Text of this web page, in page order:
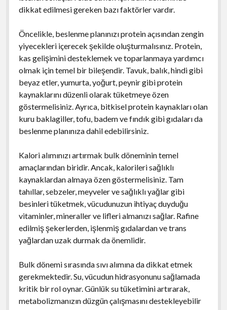
dikkat edilmesi gereken bazı faktörler vardır.
Öncelikle, beslenme planınızı protein açısından zengin
yiyecekleri içerecek şekilde oluşturmalısınız. Protein,
kas gelişimini desteklemek ve toparlanmaya yardımcı
olmak için temel bir bileşendir. Tavuk, balık, hindi gibi
beyaz etler, yumurta, yoğurt, peynir gibi protein
kaynaklarını düzenli olarak tüketmeye özen
göstermelisiniz. Ayrıca, bitkisel protein kaynakları olan
kuru baklagiller, tofu, badem ve fındık gibi gıdaları da
beslenme planınıza dahil edebilirsiniz.
Kalori alımınızı artırmak bulk döneminin temel
amaçlarından biridir. Ancak, kalorileri sağlıklı
kaynaklardan almaya özen göstermelisiniz. Tam
tahıllar, sebzeler, meyveler ve sağlıklı yağlar gibi
besinleri tüketmek, vücudunuzun ihtiyaç duyduğu
vitaminler, mineraller ve lifleri almanızı sağlar. Rafine
edilmiş şekerlerden, işlenmiş gıdalardan ve trans
yağlardan uzak durmak da önemlidir.
Bulk dönemi sırasında sıvı alımına da dikkat etmek
gerekmektedir. Su, vücudun hidrasyonunu sağlamada
kritik bir rol oynar. Günlük su tüketimini artırarak,
metabolizmanızın düzgün çalışmasını destekleyebilir